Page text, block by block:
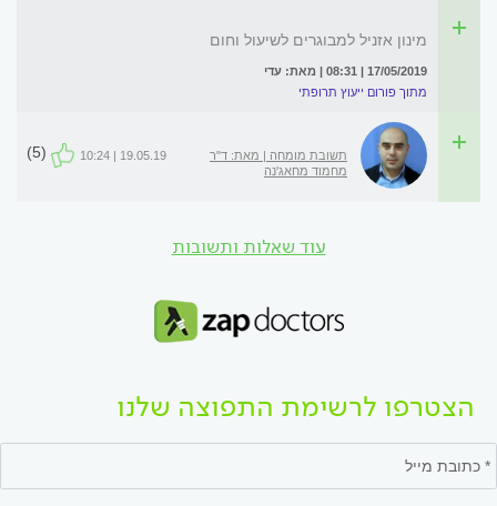
מינון אזניל למבוגרים לשיעול וחום
17/05/2019 | 08:31 | מאת: עדי
מתוך פורום ייעוץ תרופתי
תשובת מומחה | מאת: ד"ר
מחמוד מחאג'נה
19.05.19 | 10:24
(5)
עוד שאלות ותשובות
הצטרפו לרשימת התפוצה שלנו